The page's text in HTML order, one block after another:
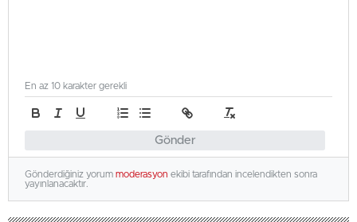
Gönder
En az 10 karakter gerekli
Gönderdiğiniz yorum moderasyon ekibi tarafından incelendikten sonra
yayınlanacaktır.